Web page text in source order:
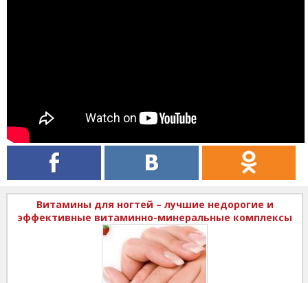
Витамины для ногтей – лучшие недорогие и
эффективные витаминно-минеральные комплексы